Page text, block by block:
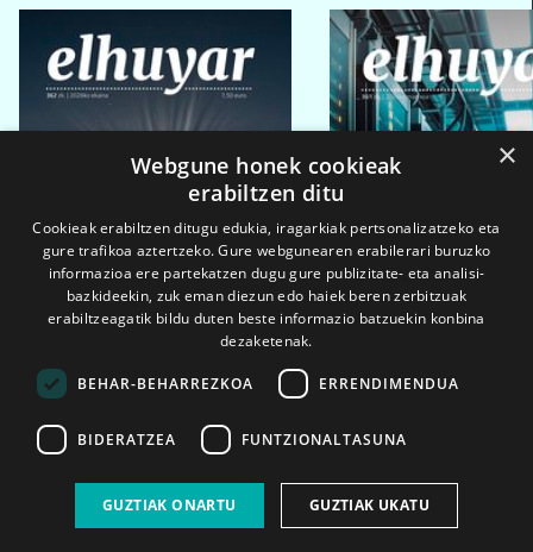
2026ko eka. 1a 2026ko mar. 1a
×
Webgune honek cookieak
erabiltzen ditu
Cookieak erabiltzen ditugu edukia, iragarkiak pertsonalizatzeko eta
gure trafikoa aztertzeko. Gure webgunearen erabilerari buruzko
informazioa ere partekatzen dugu gure publizitate- eta analisi-
bazkideekin, zuk eman diezun edo haiek beren zerbitzuak
erabiltzeagatik bildu duten beste informazio batzuekin konbina
dezaketenak.
BEHAR-BEHARREZKOA ERRENDIMENDUA
BIDERATZEA FUNTZIONALTASUNA
GUZTIAK ONARTU GUZTIAK UKATU